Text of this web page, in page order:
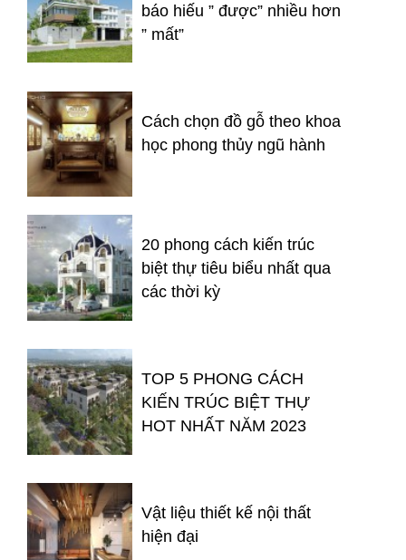
báo hiếu ” được” nhiều hơn
” mất”
Cách chọn đồ gỗ theo khoa
học phong thủy ngũ hành
20 phong cách kiến trúc
biệt thự tiêu biểu nhất qua
các thời kỳ
TOP 5 PHONG CÁCH
KIẾN TRÚC BIỆT THỰ
HOT NHẤT NĂM 2023
Vật liệu thiết kế nội thất
hiện đại